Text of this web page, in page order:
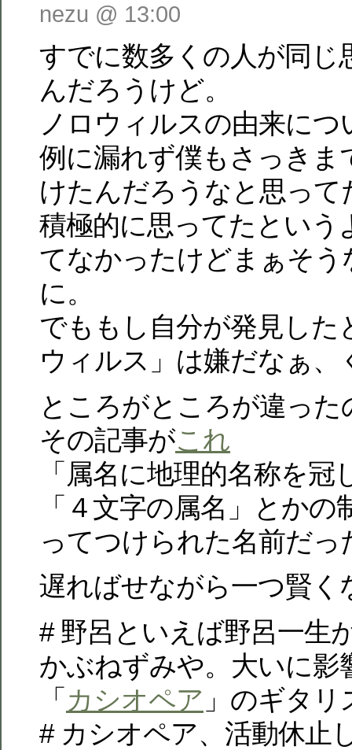
nezu @ 13:00
すでに数多くの人が同じ
んだろうけど。
ノロウィルスの由来につ
例に漏れず僕もさっきま
けたんだろうなと思って
積極的に思ってたという
てなかったけどまぁそう
に。
でももし自分が発見した
ウィルス」は嫌だなぁ、
ところがところが違った
その記事がこれ
「属名に地理的名称を
「４文字の属名」とか
ってつけられた名前だっ
遅ればせながら一つ賢く
# 野呂といえば野呂一生
かぶねずみや。大いに影
「 カシオペア 」のギタリ
# カシオペア、活動休止